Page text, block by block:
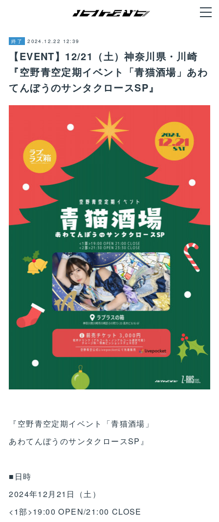
終了 2024.12.22 12:39
【EVENT】12/21（土）神奈川県・川崎
『空野青空定期イベント「青猫酒場」あわ
てんぼうのサンタクロースSP』
『空野青空定期イベント「青猫酒場」
あわてんぼうのサンタクロースSP』
■日時
2024年12月21日（土）
<1部>19:00 OPEN/21:00 CLOSE